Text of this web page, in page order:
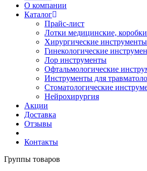
О компании
Каталог
Прайс-лист
Лотки медицинские,
Хирургические
Гинекологические
Лор инструменты
Офтальмологические
Инструменты для
Стоматологические
Нейрохирургия
Акции
Доставка
Отзывы
Контакты
Группы товаров